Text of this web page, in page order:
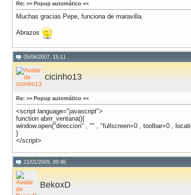
Re: >> Popup automático <<
Muchas gracias Pepe, funciona de maravilla.
Abrazos
05/06/2007, 15:11
cicinho13
Re: >> Popup automático <<
<script language="javascript">
function abrir_ventana(){
window.open("direccion" , "" , "fullscreen=0 , toolbar=0 ,
}
</script>
21/01/2009, 09:46
BekoxD